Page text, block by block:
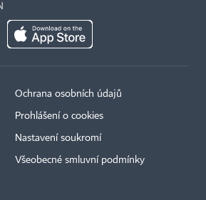
Ochrana osobních údajů
Prohlášení o cookies
Nastavení soukromí
Všeobecné smluvní podmínky